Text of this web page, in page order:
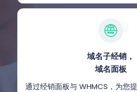
域名子经销，
域名面板
通过经销面板与 WHMCS，为您